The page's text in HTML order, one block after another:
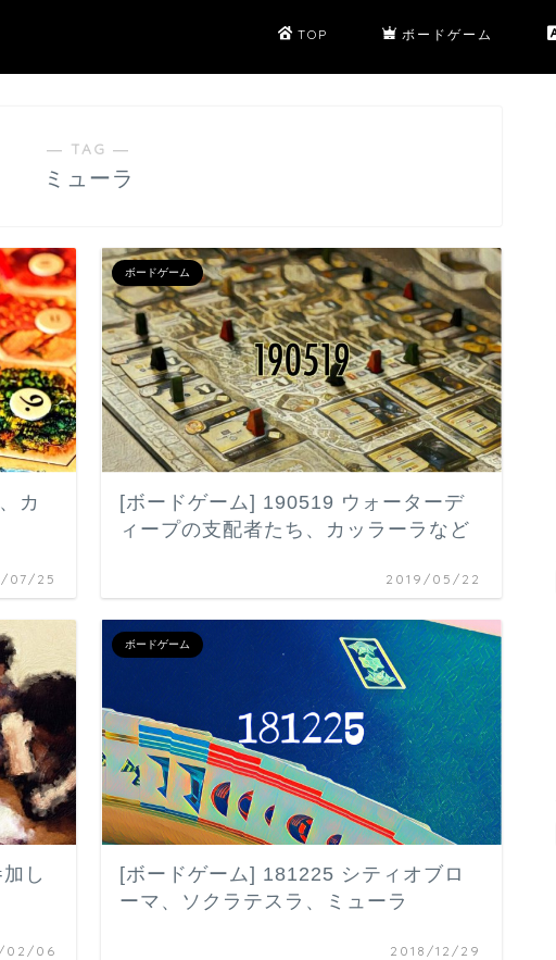
TOP ボードゲーム
― TAG ―
ミューラ
カ
07/25
ボードゲーム
[ボードゲーム] 190519 ウォーターデ
ィープの支配者たち、カッラーラなど
2019/05/22
し
02/06
ボードゲーム
[ボードゲーム] 181225 シティオブロ
ーマ、ソクラテスラ、ミューラ
2018/12/29